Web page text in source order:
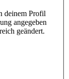
deinem Profil
angegeben
geändert.